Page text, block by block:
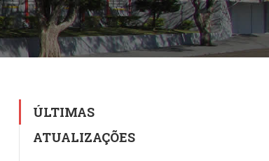
ÚLTIMAS
ATUALIZAÇÕES